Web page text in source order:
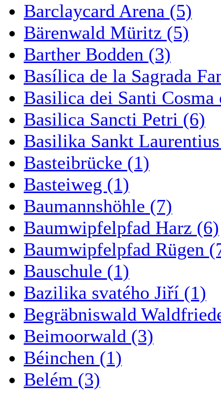
Barclaycard Arena (5)
Bärenwald Müritz (5)
Barther Bodden (3)
Basílica de la Sagrada
Basilica dei Santi
Basilica Sancti Petri (6)
Basilika Sankt
Basteibrücke (1)
Basteiweg (1)
Baumannshöhle (7)
Baumwipfelpfad Harz (6)
Baumwipfelpfad Rügen
Bauschule (1)
Bazilika svatého Jiří (1)
Begräbniswald
Beimoorwald (3)
Béinchen (1)
Belém (3)